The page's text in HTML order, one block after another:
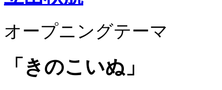
オープニングテーマ
「きのこいぬ」